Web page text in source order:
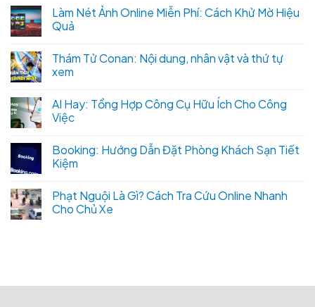
Làm Nét Ảnh Online Miễn Phí: Cách Khử Mờ Hiệu
Quả
Thám Tử Conan: Nội dung, nhân vật và thứ tự
xem
AI Hay: Tổng Hợp Công Cụ Hữu Ích Cho Công
Việc
Booking: Hướng Dẫn Đặt Phòng Khách Sạn Tiết
Kiệm
Phạt Nguội Là Gì? Cách Tra Cứu Online Nhanh
Cho Chủ Xe